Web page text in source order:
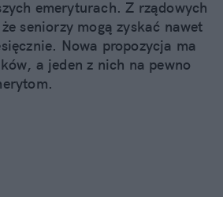
emeryturach. Z rządowych
seniorzy mogą zyskać nawet
Nowa propozycja ma
a jeden z nich na pewno